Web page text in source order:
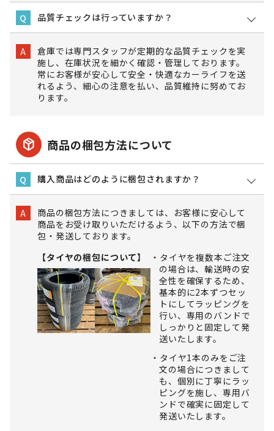
Q 品質チェックは行っていますか？
A
倉庫では専門スタッフが定期的な品質チェックを実
施し、在庫状況を細かく確認・管理しております。
常にお客様が安心して安全・快適なカーライフを送
れるよう、細心の注意を払い、品質維持に努めてお
ります。
package_2 商品の梱包方法について
Q 購入商品はどのように梱包されますか？
A
商品の梱包方法につきましては、お客様に安心して
商品をお受け取りいただけるよう、以下の方法で梱
包・発送しております。
【タイヤの梱包について】
タイヤを複数本ご注文
の場合は、輸送時の安
全性を確保するため、
基本的に2本ずつセッ
トにしてラッピングを
行い、専用のバンドで
しっかりと固定して発
送いたします。
タイヤ1本のみをご注
文の場合につきまして
も、個別に丁寧にラッ
ピングを施し、専用バ
ンドで確実に固定して
発送いたします。